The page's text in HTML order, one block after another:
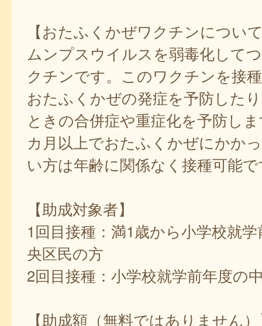
【おたふくかぜワクチンについ
ムンプスウイルスを弱毒化して
クチンです。このワクチンを接
おたふくかぜの発症を予防した
ときの合併症や重症化を予防し
カ月以上でおたふくかぜにかか
い方は年齢に関係なく接種可能
【助成対象者】
1回目接種：満1歳から小学校就
央区民の方
2回目接種：小学校就学前年度の
【助成額（無料ではありません